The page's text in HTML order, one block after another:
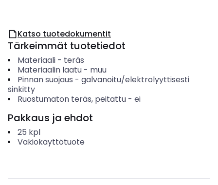
Katso tuotedokumentit
Tärkeimmät tuotetiedot
Materiaali- teräs
Materiaalin laatu- muu
Pinnan suojaus - galvanoitu/elektrolyyttisesti
sinkitty
Ruostumaton teräs, peitattu- ei
Pakkaus ja ehdot
25 kpl
Vakiokäyttötuote